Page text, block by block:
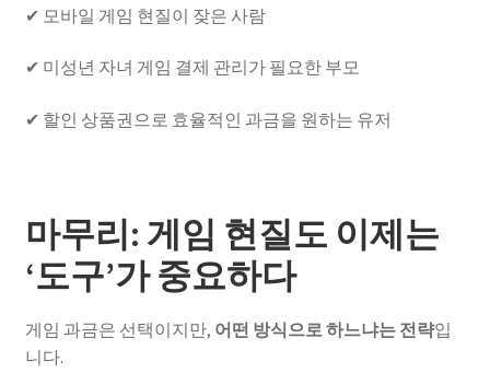
✔ 모바일 게임 현질이 잦은 사람
✔ 미성년 자녀 게임 결제 관리가 필요한 부모
✔ 할인 상품권으로 효율적인 과금을 원하는 유저
마무리: 게임 현질도 이제는
‘도구’가 중요하다
게임 과금은 선택이지만, 어떤 방식으로 하느냐는 전략입
니다.